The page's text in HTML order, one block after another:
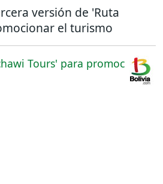
versión de 'Ruta
el turismo